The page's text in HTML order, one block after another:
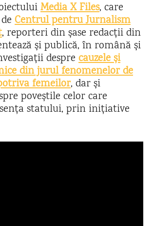
Media X Files, care
Centrul pentru Jurnalism
, reporteri din șase redacții din
și publică, în română și
despre cauzele și
din jurul fenomenelor de
femeilor, dar și
poveștile celor care
statului, prin inițiative